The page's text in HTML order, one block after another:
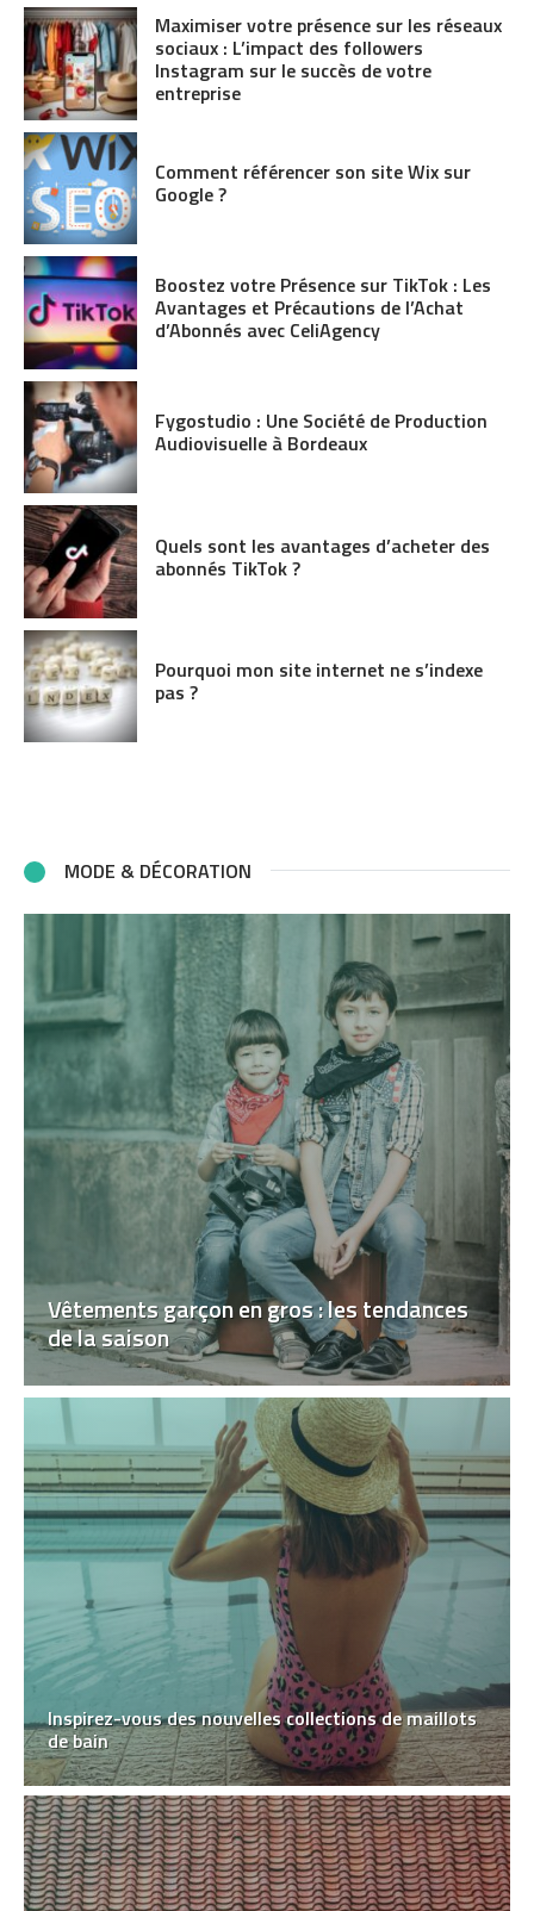
Maximiser votre présence sur les réseaux
sociaux : L’impact des followers
Instagram sur le succès de votre
entreprise
Comment référencer son site Wix sur
Google ?
Boostez votre Présence sur TikTok : Les
Avantages et Précautions de l’Achat
d’Abonnés avec CeliAgency
Fygostudio : Une Société de Production
Audiovisuelle à Bordeaux
Quels sont les avantages d’acheter des
abonnés TikTok ?
Pourquoi mon site internet ne s’indexe
pas ?
MODE & DÉCORATION
Vêtements garçon en gros : les tendances
de la saison
Inspirez-vous des nouvelles collections de maillots
de bain